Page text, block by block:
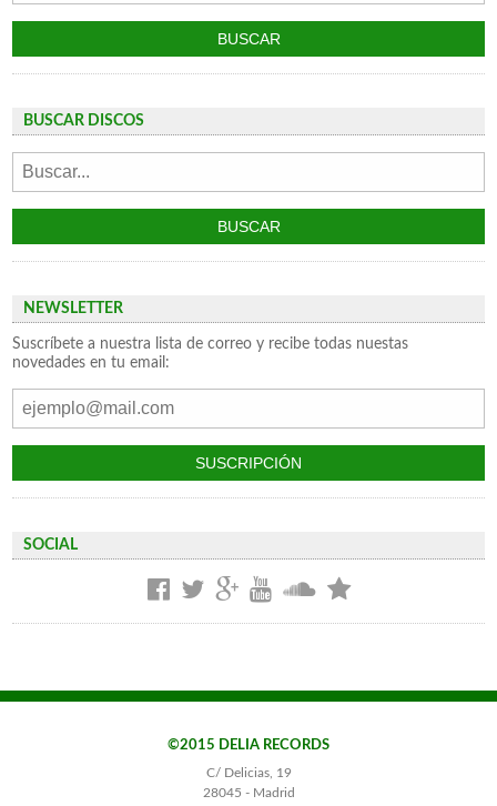
BUSCAR DISCOS
NEWSLETTER
Suscríbete a nuestra lista de correo y recibe todas nuestas
novedades en tu email:
SOCIAL
©2015 DELIA RECORDS
C/ Delicias, 19
28045 - Madrid